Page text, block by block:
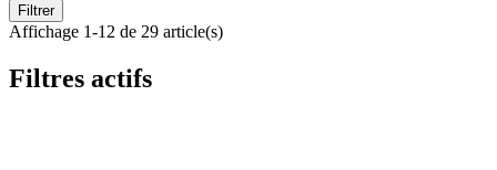
Filtrer
Affichage 1-12 de 29 article(s)
Filtres actifs